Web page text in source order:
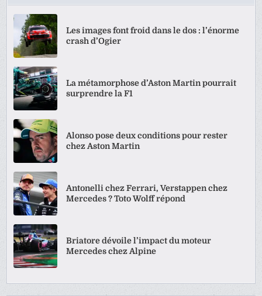
Les images font froid dans le dos : l’énorme
crash d’Ogier
La métamorphose d’Aston Martin pourrait
surprendre la F1
Alonso pose deux conditions pour rester
chez Aston Martin
Antonelli chez Ferrari, Verstappen chez
Mercedes ? Toto Wolff répond
Briatore dévoile l’impact du moteur
Mercedes chez Alpine